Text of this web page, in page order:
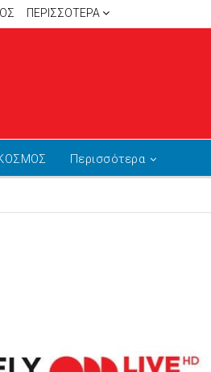
ΠΕΡΙΣΣΌΤΕΡΑ
Περισσότερα